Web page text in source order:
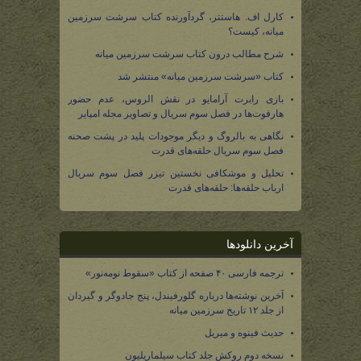
کارل اف. هاستتر، گردآورنده کتاب سرشت سرزمین
میانه، کیست؟
شرح مطالب درون کتاب سرشت سرزمین میانه
کتاب «سرشت سرزمین میانه» منتشر شد
بازی رابرت آرامایو در نقش الروس، عدم حضور
هارفوت‌ها در فصل سوم سریال و تصاویر مجله امپایر
نگاهی به بالروگ و دیگر موجودات پلید در پشت صحنه
فصل سوم سریال حلقه‌های قدرت
تحلیل و موشکافی نخستین تیزر فصل سوم سریال
ارباب حلقه‌ها: حلقه‌های قدرت
آخرین دانلودها
ترجمه فارسی ۴۰ صفحه از کتاب «سقوط نومه‌نور»
آخرین نوشته‌ها درباره گلورفیندل، پنج جادوگر و گیردان
از جلد ۱۲ تاریخ سرزمین میانه
حدیث فینوه و میریل
نسخه دوم روکش جلد کتاب سیلماریلیون